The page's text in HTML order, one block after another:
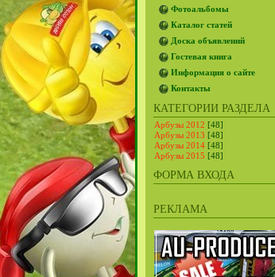
Фотоальбомы
Каталог статей
Доска объявлений
Гостевая книга
Информация о сайте
Контакты
КАТЕГОРИИ РАЗДЕЛА
Арбузы 2012 [48]
Арбузы 2013 [48]
Арбузы 2014 [48]
Арбузы 2015 [48]
ФОРМА ВХОДА
РЕКЛАМА